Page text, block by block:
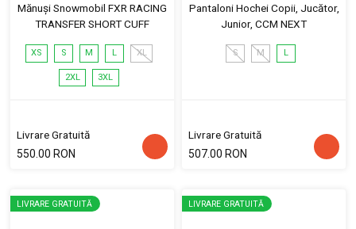
Mănuși Snowmobil FXR RACING
TRANSFER SHORT CUFF
XS S M L XL
2XL 3XL
Livrare Gratuită
550.00 RON
Pantaloni Hochei Copii, Jucător,
Junior, CCM NEXT
S M L
Livrare Gratuită
507.00 RON
LIVRARE GRATUITĂ LIVRARE GRATUITĂ